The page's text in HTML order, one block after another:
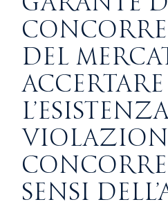
DEL
ACCERTARE
SENSI